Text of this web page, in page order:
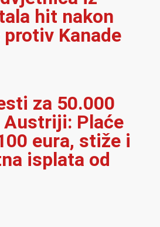
hit nakon
Kanade
za 50.000
Austriji: Plaće
eura, stiže i
isplata od